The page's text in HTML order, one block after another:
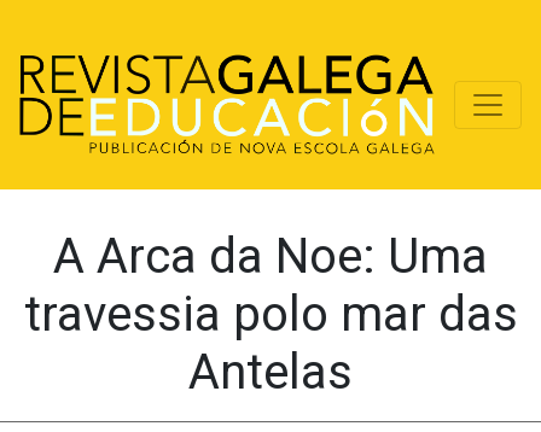
A Arca da Noe: Uma
travessia polo mar das
Antelas